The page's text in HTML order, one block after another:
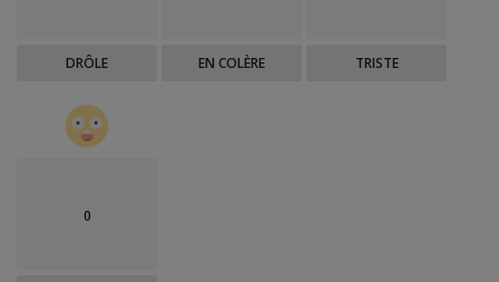
DRÔLE EN COLÈRE TRISTE
0